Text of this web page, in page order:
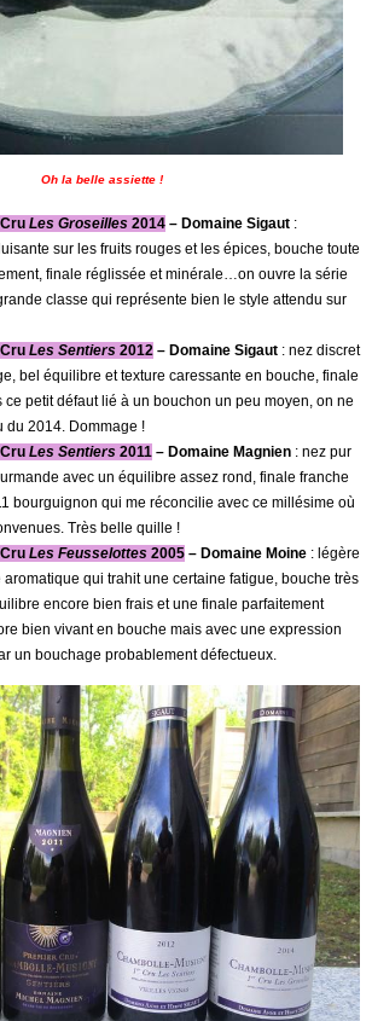
Oh la belle assiette !
Les Groseilles 2014 – Domaine Sigaut :
sur les fruits rouges et les épices, bouche toute
finale réglissée et minérale…on ouvre la série
classe qui représente bien le style attendu sur
Les Sentiers 2012 – Domaine Sigaut : nez discret
bel équilibre et texture caressante en bouche, finale
petit défaut lié à un bouchon un peu moyen, on ne
du 2014. Dommage !
Les Sentiers 2011 – Domaine Magnien : nez pur
avec un équilibre assez rond, finale franche
bourguignon qui me réconcilie avec ce millésime où
Très belle quille !
Les Feusselottes 2005 – Domaine Moine : légère
qui trahit une certaine fatigue, bouche très
encore bien frais et une finale parfaitement
bien vivant en bouche mais avec une expression
un bouchage probablement défectueux.